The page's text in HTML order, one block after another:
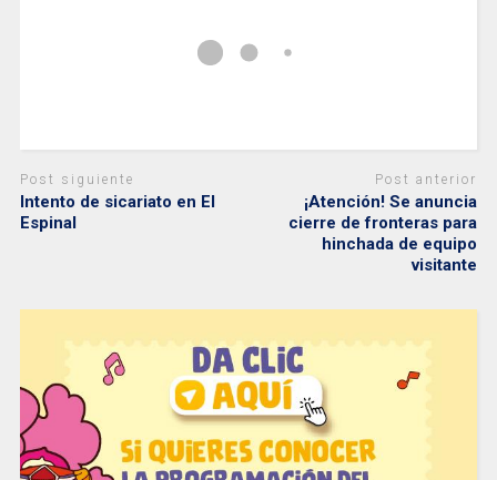
Post siguiente
Intento de sicariato en El
Espinal
Post anterior
¡Atención! Se anuncia
cierre de fronteras para
hinchada de equipo
visitante